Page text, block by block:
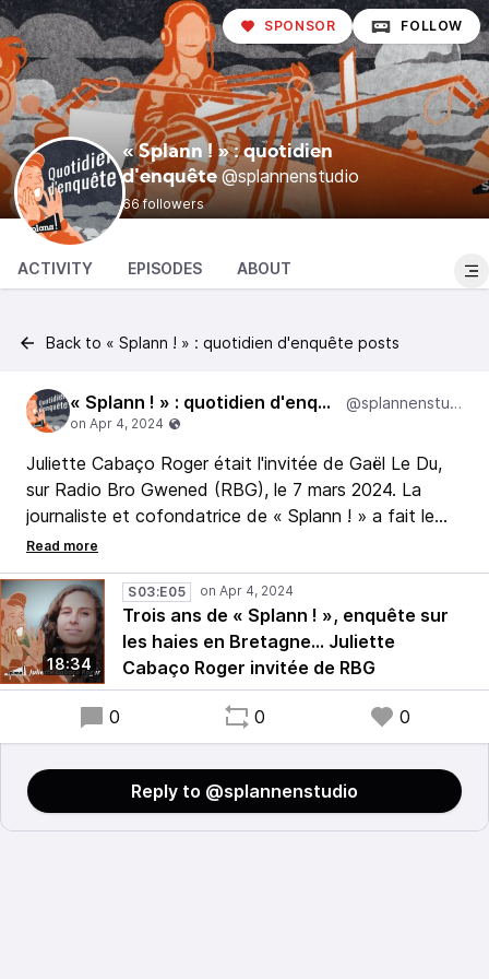
« Splann ! » : quotidien
d'enquête @splannenstudio
66 followers
SPONSOR FOLLOW
ACTIVITY EPISODES ABOUT
Back to « Splann ! » : quotidien d'enquête posts
« Splann ! » : quotidien d'enquête @splannenstudio
Juliette Cabaço Roger était l'invitée de Gaël Le Du,
sur Radio Bro Gwened (RBG), le 7 mars 2024. La
journaliste et cofondatrice de « Splann ! » a fait le
point sur l'évolution de notre média d'enquête breton,
trois ans après son lancement. Elle a aussi présenté
les grandes lignes de « Bocage : la fin d'un paysage »,
dossier signé par Nolwenn Weiler et Yann-Malo
Kerbrat qui documente le recul des haies, des talus et
donc de la biodiversité en Bretagne.
18:34
S03:E05
Trois ans de « Splann ! », enquête sur
les haies en Bretagne... Juliette
Cabaço Roger invitée de RBG
0 0 0
Reply to @splannenstudio